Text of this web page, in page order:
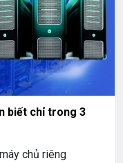
biết chỉ trong 3
chủ riêng